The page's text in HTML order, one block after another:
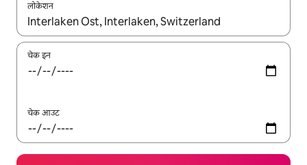
लोकेशन
नतीजों के उपलब्ध होने पर, अप और डाउन 'ऐरो की' का इस्तेमाल करके नेविगेट
चेक इन
चेक आउट